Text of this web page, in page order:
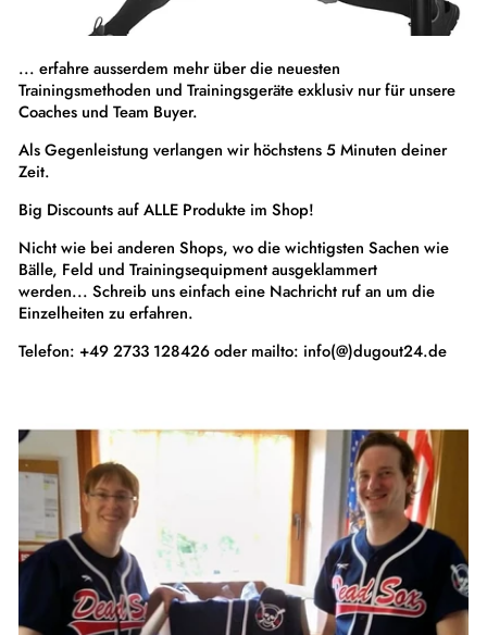
... erfahre ausserdem mehr über die neuesten
Trainingsmethoden und Trainingsgeräte exklusiv nur für unsere
Coaches und Team Buyer.
Als Gegenleistung verlangen wir höchstens 5 Minuten deiner
Zeit.
Big Discounts auf ALLE Produkte im Shop!
Nicht wie bei anderen Shops, wo die wichtigsten Sachen wie
Bälle, Feld und Trainingsequipment ausgeklammert
werden... Schreib uns einfach eine Nachricht ruf an um die
Einzelheiten zu erfahren.
Telefon: +49 2733 128426 oder mailto: info(@)dugout24.de